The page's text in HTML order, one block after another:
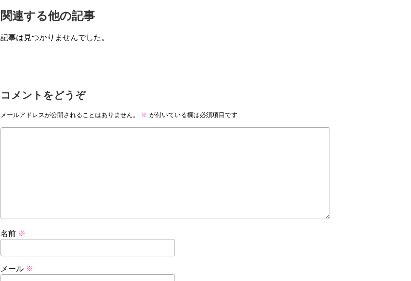
関連する他の記事
記事は見つかりませんでした。
コメントをどうぞ
メールアドレスが公開されることはありません。 ※ が付いている欄は必須項目です
名前 ※
メール ※